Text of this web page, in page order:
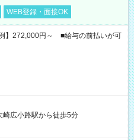
WEB登録・面接OK
】272,000円～ ■給与の前払いが可
崎広小路駅から徒歩5分